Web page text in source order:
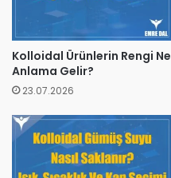
Kolloidal Ürünlerin Rengi Ne
Anlama Gelir?
23.07.2026